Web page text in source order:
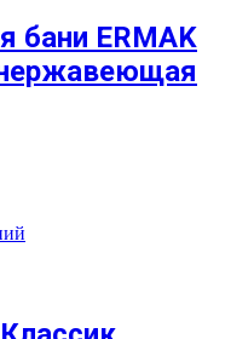
бани ERMAK